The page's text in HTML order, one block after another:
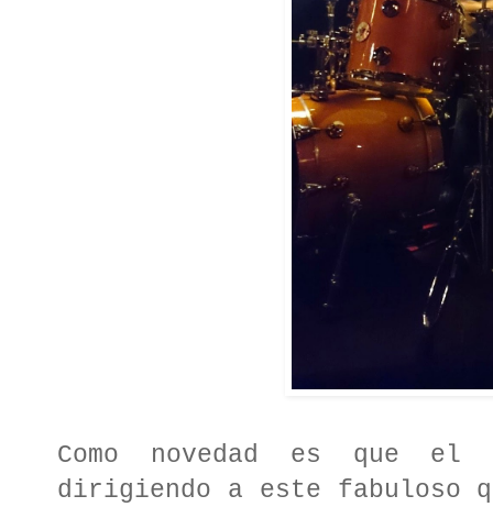
Como novedad es que
dirigiendo a este fabuloso